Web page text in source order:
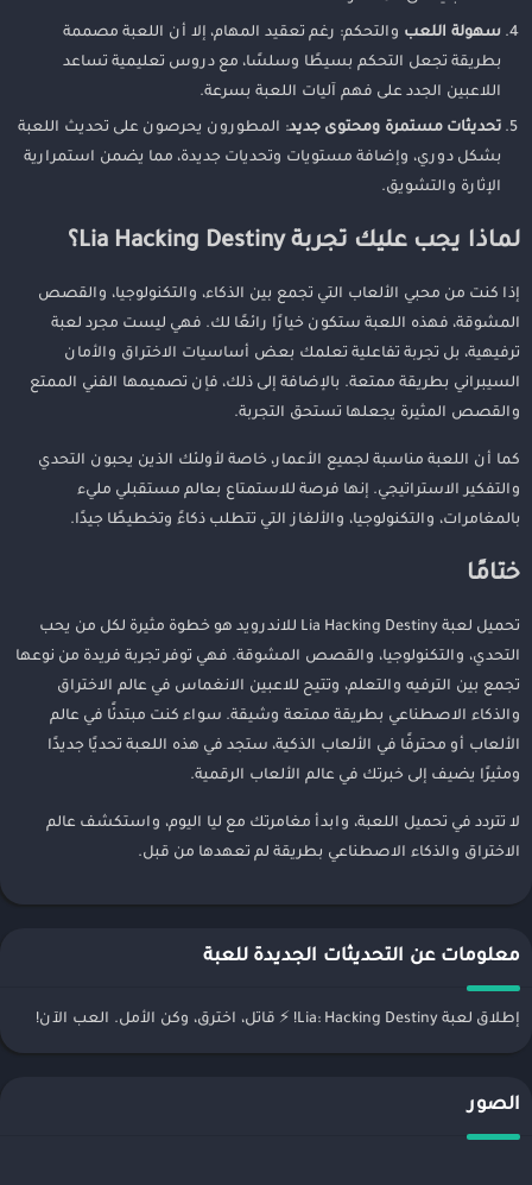
سهولة اللعب والتحكم: رغم تعقيد المهام، إلا أن اللعبة مصممة
بطريقة تجعل التحكم بسيطًا وسلسًا، مع دروس تعليمية تساعد
اللاعبين الجدد على فهم آليات اللعبة بسرعة.
تحديثات مستمرة ومحتوى جديد: المطورون يحرصون على تحديث اللعبة
بشكل دوري، وإضافة مستويات وتحديات جديدة، مما يضمن استمرارية
الإثارة والتشويق.
لماذا يجب عليك تجربة Lia Hacking Destiny؟
إذا كنت من محبي الألعاب التي تجمع بين الذكاء، والتكنولوجيا، والقصص
المشوقة، فهذه اللعبة ستكون خيارًا رائعًا لك. فهي ليست مجرد لعبة
ترفيهية، بل تجربة تفاعلية تعلمك بعض أساسيات الاختراق والأمان
السيبراني بطريقة ممتعة. بالإضافة إلى ذلك، فإن تصميمها الفني الممتع
والقصص المثيرة يجعلها تستحق التجربة.
كما أن اللعبة مناسبة لجميع الأعمار، خاصة لأولئك الذين يحبون التحدي
والتفكير الاستراتيجي. إنها فرصة للاستمتاع بعالم مستقبلي مليء
بالمغامرات، والتكنولوجيا، والألغاز التي تتطلب ذكاءً وتخطيطًا جيدًا.
ختامًا
تحميل لعبة Lia Hacking Destiny للاندرويد هو خطوة مثيرة لكل من يحب
التحدي، والتكنولوجيا، والقصص المشوقة. فهي توفر تجربة فريدة من نوعها
تجمع بين الترفيه والتعلم، وتتيح للاعبين الانغماس في عالم الاختراق
والذكاء الاصطناعي بطريقة ممتعة وشيقة. سواء كنت مبتدئًا في عالم
الألعاب أو محترفًا في الألعاب الذكية، ستجد في هذه اللعبة تحديًا جديدًا
ومثيرًا يضيف إلى خبرتك في عالم الألعاب الرقمية.
لا تتردد في تحميل اللعبة، وابدأ مغامرتك مع ليا اليوم، واستكشف عالم
الاختراق والذكاء الاصطناعي بطريقة لم تعهدها من قبل.
معلومات عن التحديثات الجديدة للعبة
إطلاق لعبة Lia: Hacking Destiny! ⚡ قاتل، اخترق، وكن الأمل. العب الآن!
الصور